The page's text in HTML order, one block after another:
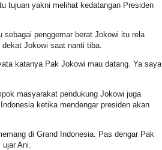
tujuan yakni melihat kedatangan Presiden
penggemar berat Jokowi itu rela
Jokowi saat nanti tiba.
katanya Pak Jokowi mau datang. Ya saya
masyarakat pendukung Jokowi juga
ketika mendengar presiden akan
di Grand Indonesia. Pas dengar Pak
Ani.